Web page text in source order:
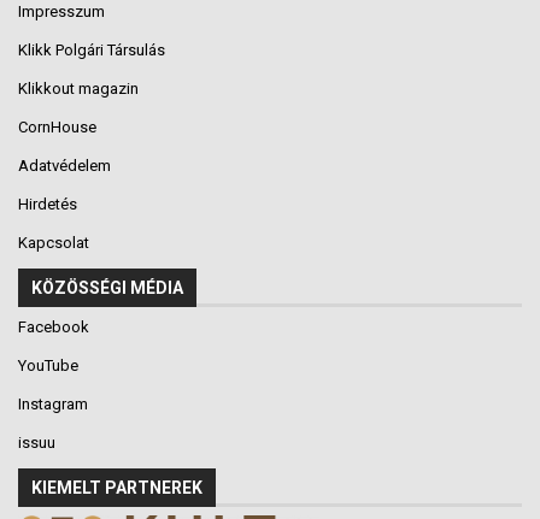
Impresszum
Klikk Polgári Társulás
Klikkout magazin
CornHouse
Adatvédelem
Hirdetés
Kapcsolat
KÖZÖSSÉGI MÉDIA
Facebook
YouTube
Instagram
issuu
KIEMELT PARTNEREK